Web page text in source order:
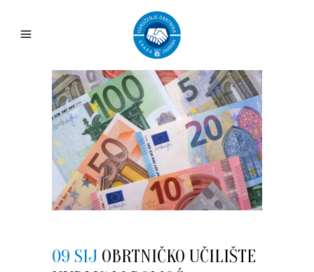
09 SIJ OBRTNIČKO UČILIŠTE